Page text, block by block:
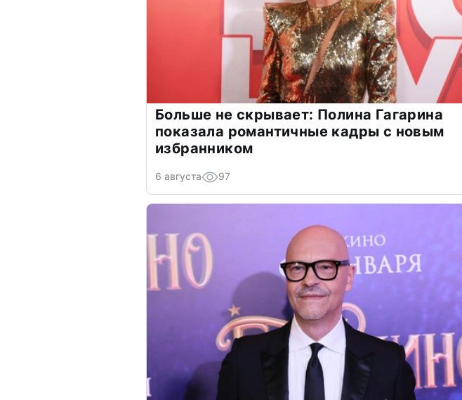
Больше не скрывает: Полина Гагарина
показала романтичные кадры с новым
избранником
6 августа 97